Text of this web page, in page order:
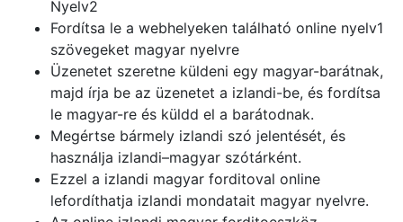
Nyelv2
Fordítsa le a webhelyeken található online nyelv1
szövegeket magyar nyelvre
Üzenetet szeretne küldeni egy magyar-barátnak,
majd írja be az üzenetet a izlandi-be, és fordítsa
le magyar-re és küldd el a barátodnak.
Megértse bármely izlandi szó jelentését, és
használja izlandi–magyar szótárként.
Ezzel a izlandi magyar forditoval online
lefordíthatja izlandi mondatait magyar nyelvre.